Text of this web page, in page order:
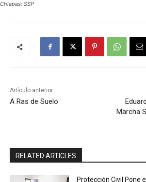
Chiapas: SSP
Artículo anterior
A Ras de Suelo
Marcha
RELATED ARTICLES
Protección Civil Pone